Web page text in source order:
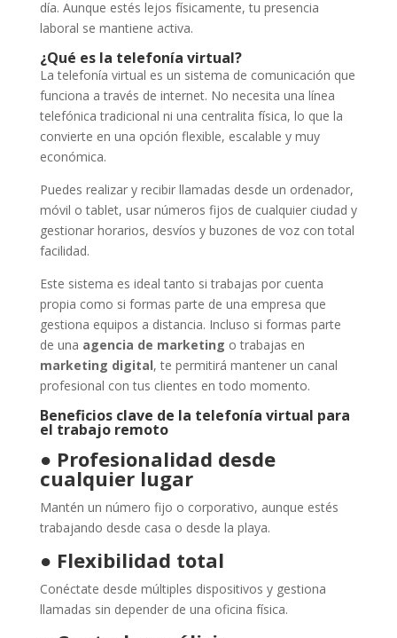
día. Aunque estés lejos físicamente, tu presencia
laboral se mantiene activa.
¿Qué es la telefonía virtual?
La telefonía virtual es un sistema de comunicación que
funciona a través de internet. No necesita una línea
telefónica tradicional ni una centralita física, lo que la
convierte en una opción flexible, escalable y muy
económica.
Puedes realizar y recibir llamadas desde un ordenador,
móvil o tablet, usar números fijos de cualquier ciudad y
gestionar horarios, desvíos y buzones de voz con total
facilidad.
Este sistema es ideal tanto si trabajas por cuenta
propia como si formas parte de una empresa que
gestiona equipos a distancia. Incluso si formas parte
de una agencia de marketing o trabajas en
marketing digital, te permitirá mantener un canal
profesional con tus clientes en todo momento.
Beneficios clave de la telefonía virtual para
el trabajo remoto
● Profesionalidad desde
cualquier lugar
Mantén un número fijo o corporativo, aunque estés
trabajando desde casa o desde la playa.
● Flexibilidad total
Conéctate desde múltiples dispositivos y gestiona
llamadas sin depender de una oficina física.